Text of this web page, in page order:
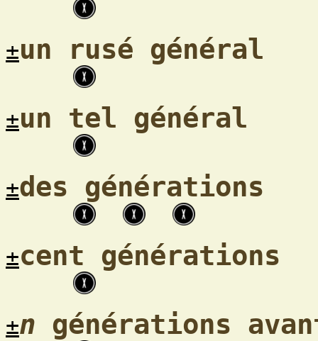
±un rusé général
±un tel général
±des générations
±cent générations
±n générations